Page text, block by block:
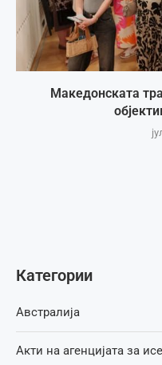
Македонската
Категории
Австралија
Акти на агенцијата за